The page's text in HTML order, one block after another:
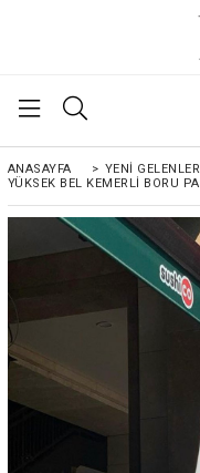
ANASAYFA > YENI GELENLER
YÜKSEK BEL KEMERLI BORU